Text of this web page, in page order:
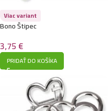
Viac variant
Bono Štipec
3,75€
PRIDAŤ DO KOŠÍKA